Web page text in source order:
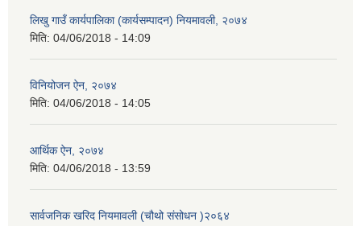
लिखु गाउँ कार्यपालिका (कार्यसम्पादन) नियमावली, २०७४
मिति: 04/06/2018 - 14:09
विनियोजन ऐन, २०७४
मिति: 04/06/2018 - 14:05
आर्थिक ऐन, २०७४
मिति: 04/06/2018 - 13:59
सार्वजनिक खरिद नियमावली (चौथो संसोधन )२०६४